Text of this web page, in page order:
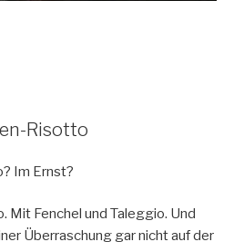
Risotto
Im Ernst?
Mit Fenchel und Taleggio. Und
Überraschung gar nicht auf der